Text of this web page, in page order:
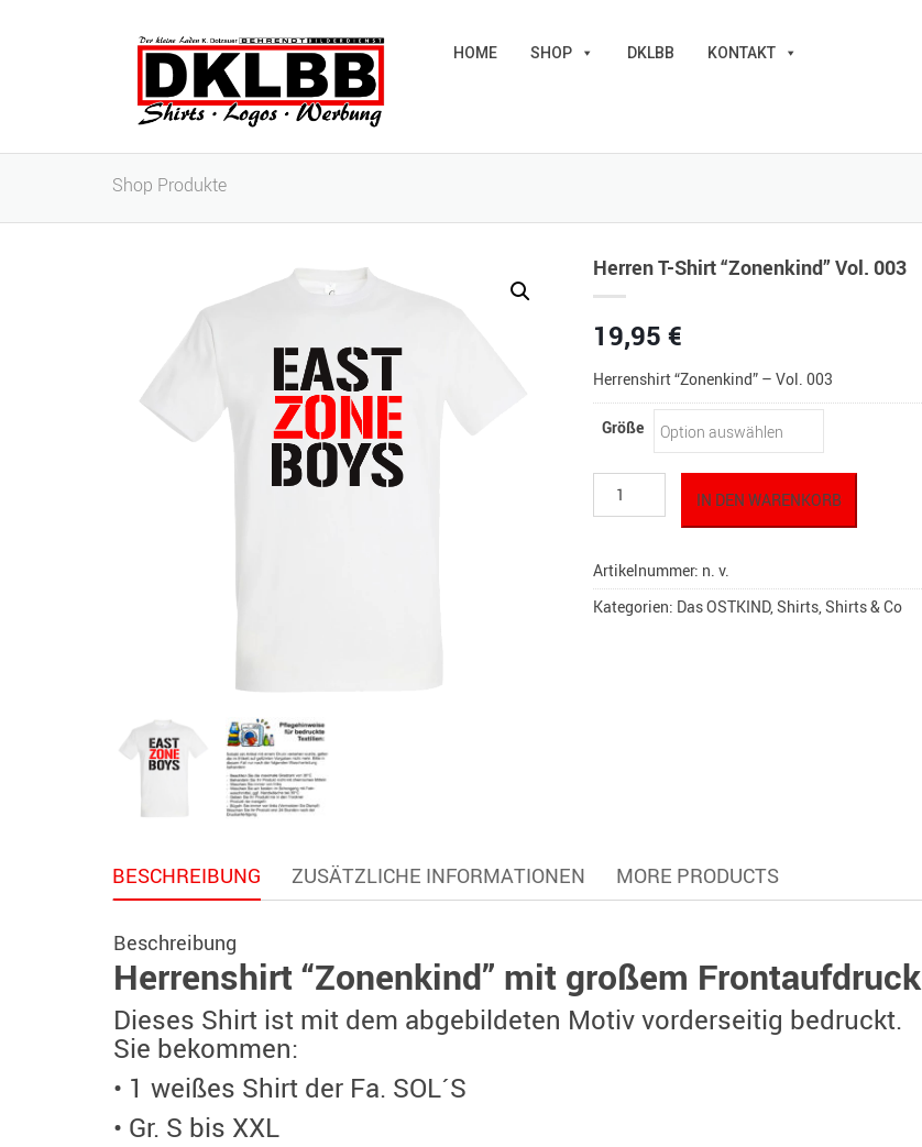
HOME SHOP DKLBB KONTAKT
Shop Produkte
Herren T-Shirt “Zonenkind” Vol. 003
19,95 €
Herrenshirt “Zonenkind” – Vol. 003
Größe
Herren
Vol.
003
IN DEN WARENKORB
Artikelnummer: n. v.
Kategorien: Das OSTKIND,Shirts,Shirts & Co
BESCHREIBUNG ZUSÄTZLICHE INFORMATIONEN MORE PRODUCTS
Beschreibung
Herrenshirt “Zonenkind” mit großem Frontaufdruck
Dieses Shirt ist mit dem abgebildeten Motiv vorderseitig bedruckt.
Sie bekommen:
• 1 weißes Shirt der Fa. SOL´S
• Gr. S bis XXL